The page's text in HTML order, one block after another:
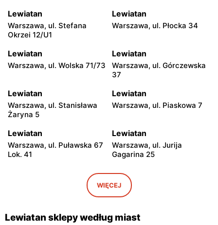
Lewiatan
Warszawa, ul. Stefana
Okrzei 12/U1
Lewiatan
Warszawa, ul. Płocka 34
Lewiatan
Warszawa, ul. Wolska 71/73
Lewiatan
Warszawa, ul. Górczewska
37
Lewiatan
Warszawa, ul. Stanisława
Żaryna 5
Lewiatan
Warszawa, ul. Piaskowa 7
Lewiatan
Warszawa, ul. Puławska 67
Lok. 41
Lewiatan
Warszawa, ul. Jurija
Gagarina 25
Warszawa, ul. Egipska 4
Lewiatan
Warszawa, ul. Elbląska 37
Warszawa, ul. Erazma
Warszawa, ul.
WIĘCEJ
Lewiatan sklepy według miast